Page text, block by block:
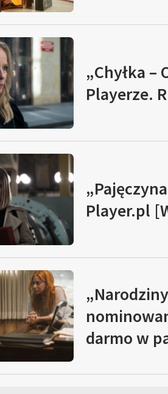
„Chyłka –
Playerze.
Player.pl
darmo w